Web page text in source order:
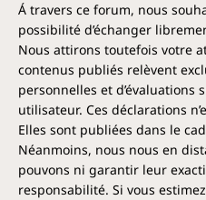
Á travers ce forum, nous
possibilité d’échanger
Nous attirons toutefois votre
contenus publiés relèvent
personnelles et d’évaluations
utilisateur. Ces déclarations
Elles sont publiées dans le
Néanmoins, nous nous en
pouvons ni garantir leur
responsabilité. Si vous